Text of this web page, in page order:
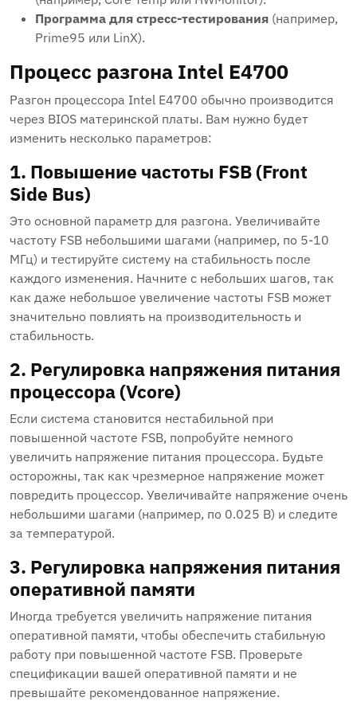
Программа для стресс-тестирования (например,
Prime95 или LinX).
Процесс разгона Intel E4700
Разгон процессора Intel E4700 обычно производится
через BIOS материнской платы. Вам нужно будет
изменить несколько параметров:
1. Повышение частоты FSB (Front
Side Bus)
Это основной параметр для разгона. Увеличивайте
частоту FSB небольшими шагами (например, по 5-10
МГц) и тестируйте систему на стабильность после
каждого изменения. Начните с небольших шагов, так
как даже небольшое увеличение частоты FSB может
значительно повлиять на производительность и
стабильность.
2. Регулировка напряжения питания
процессора (Vcore)
Если система становится нестабильной при
повышенной частоте FSB, попробуйте немного
увеличить напряжение питания процессора. Будьте
осторожны, так как чрезмерное напряжение может
повредить процессор. Увеличивайте напряжение очень
небольшими шагами (например, по 0.025 В) и следите
за температурой.
3. Регулировка напряжения питания
оперативной памяти
Иногда требуется увеличить напряжение питания
оперативной памяти, чтобы обеспечить стабильную
работу при повышенной частоте FSB. Проверьте
спецификации вашей оперативной памяти и не
превышайте рекомендованное напряжение.